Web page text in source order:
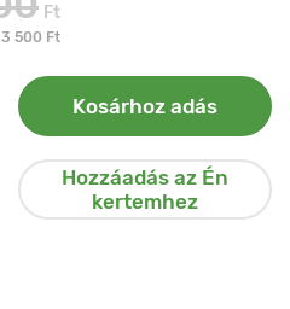
Ft
500 Ft
Kosárhoz adás
Hozzáadás az Én
kertemhez